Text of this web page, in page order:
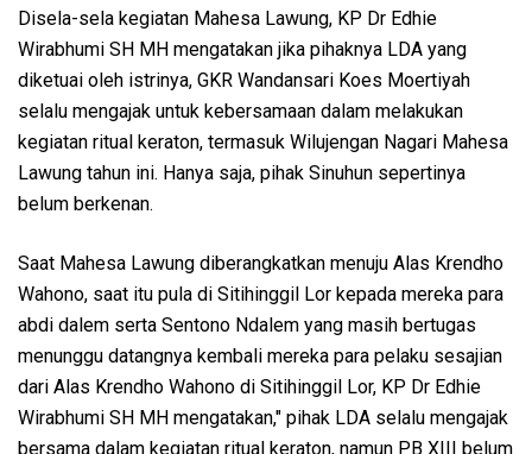
Disela-sela kegiatan Mahesa Lawung, KP Dr Edhie
Wirabhumi SH MH mengatakan jika pihaknya LDA yang
diketuai oleh istrinya, GKR Wandansari Koes Moertiyah
selalu mengajak untuk kebersamaan dalam melakukan
kegiatan ritual keraton, termasuk Wilujengan Nagari Mahesa
Lawung tahun ini. Hanya saja, pihak Sinuhun sepertinya
belum berkenan.
Saat Mahesa Lawung diberangkatkan menuju Alas Krendho
Wahono, saat itu pula di Sitihinggil Lor kepada mereka para
abdi dalem serta Sentono Ndalem yang masih bertugas
menunggu datangnya kembali mereka para pelaku sesajian
dari Alas Krendho Wahono di Sitihinggil Lor, KP Dr Edhie
Wirabhumi SH MH mengatakan," pihak LDA selalu mengajak
bersama dalam kegiatan ritual keraton, namun PB XIII belum